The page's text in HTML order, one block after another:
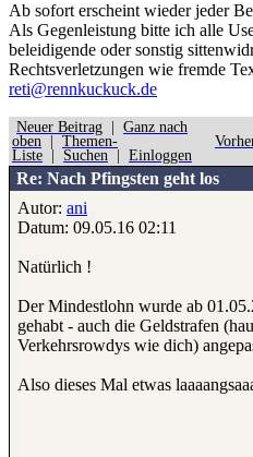
Ab sofort erscheint wieder jeder
Als Gegenleistung bitte ich alle
beleidigende oder sonstig
Rechtsverletzungen wie fremde
reti@rennkuckuck.de
Neuer Beitrag
Ganz nach
oben
Themen-
Liste
Suchen Einloggen
Re: Nach Pfingsten geht los
Autor: ani
Datum: 09.05.16 02:11
Natürlich !
Der Mindestlohn wurde ab
gehabt - auch die Geldstrafen
Verkehrsrowdys wie dich)
Also dieses Mal etwas